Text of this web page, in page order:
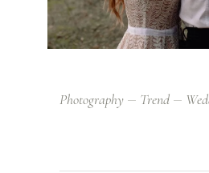
Photography Trend